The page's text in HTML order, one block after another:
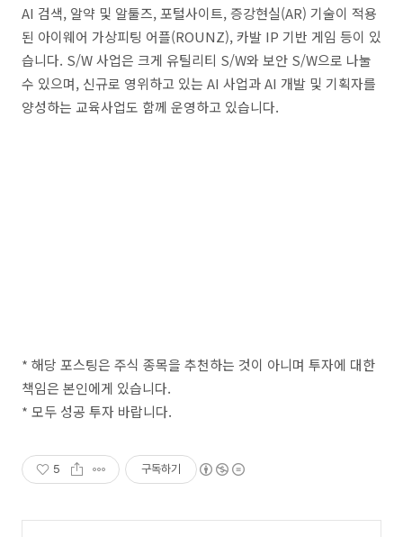
AI 검색, 알약 및 알툴즈, 포털사이트, 증강현실(AR) 기술이 적용
된 아이웨어 가상피팅 어플(ROUNZ), 카발 IP 기반 게임 등이 있
습니다. S/W 사업은 크게 유틸리티 S/W와 보안 S/W으로 나눌
수 있으며, 신규로 영위하고 있는 AI 사업과 AI 개발 및 기획자를
양성하는 교육사업도 함께 운영하고 있습니다.
* 해당 포스팅은 주식 종목을 추천하는 것이 아니며 투자에 대한
책임은 본인에게 있습니다.
* 모두 성공 투자 바랍니다.
5 구독하기